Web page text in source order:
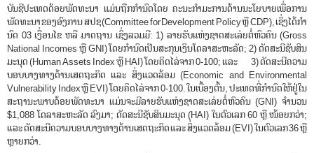
ບັນຊີປະເທດດ້ອຍພັດທະນາ ແມ່ນຖືກກໍານົດໂດຍ ຄະນະກໍາມະການດ້ານນະໂຍບາຍເພື່ອການ
ພັດທະນາ ຂອງອົງການ ສປຊ (Committee for Development Policy ຫຼື CDP), ເຊິ່ງໄດ້ກໍາ
ນົດ 03 ເງື່ອນໄຂ ຫລື ມາດຖານ ເຊິ່ງລວມມີ: 1) ລາຍຮັບແຫ່ງຊາດສະເລ່ຍຕໍ່ຫົວຄົນ (Gross
National Incomes ຫຼື GNI) ໂດຍກໍານົດເປັນສະກຸນເງິນໂດລາສະຫະລັດ; 2) ດັດສະນີຊັບສິນ
ມະນຸດ (Human Assets Index ຫຼື HAI) ໂດຍຄິດໄລ່ຈາກ 0-100; ແລະ 3) ດັດສະນີຄວາມ
ບອບບາງທາງດ້ານເສດຖະກິດ ແລະ ສິ່ງແວດລ້ອມ (Economic and Environmental
Vulnerability Index ຫຼື EVI) ໂດຍຄິດໄລ່ຈາກ 0-100. ໃນເບື້ອງຕົ້ນ, ປະເທດທີ່ກໍານົດໃຫ້ຢູ່ໃນ
ສະຖານະພາບດ້ອຍພັດທະນາ ແມ່ນຈະມີລາຍຮັບແຫ່ງຊາດສະເລ່ຍຕໍ່ຫົວຄົນ (GNI) ຈໍານວນ
$1,088 ໂດລາສະຫະລັດ ລົງມາ; ດັດສະນີຊັບສິນມະນຸດ (HAI) ໃນຕົວເລກ 60 ຫຼື ໜ້ອຍກວ່າ;
ແລະ ດັດສະນີຄວາມບອບບາງທາງດ້ານເສດຖະກິດ ແລະ ສິ່ງແວດລ້ອມ (EVI) ໃນຕົວເລກ 36 ຫຼື
ຫຼາຍກວ່າ.